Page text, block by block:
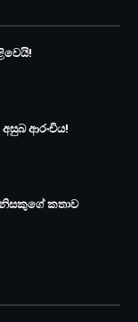
ආරංචිය!
කතාව